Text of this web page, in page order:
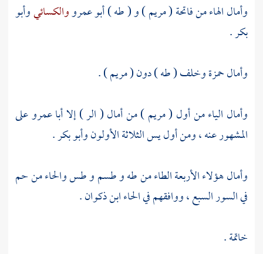
وأمال الهاء من فاتحة ( مريم ) و ( طه )أبو عمرووالكسائيوأبو
بكر.
وأمالحمزةوخلف( طه ) دون ( مريم ) .
وأمال الياء من أول ( مريم ) من أمال ( الر ) إلاأبا عمروعلى
المشهور عنه ، ومن أول يس الثلاثة الأولونوأبو بكر.
وأمال هؤلاء الأربعة الطاء من طه و طسم و طس والحاء من حم
في السور السبع ، ووافقهم في الحاءابن ذكوان.
خاتمة .